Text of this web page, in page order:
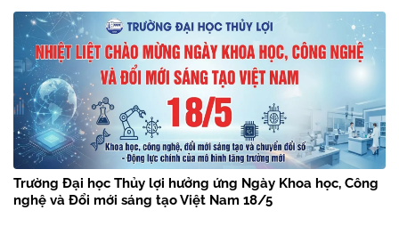
Trường Đại học Thủy lợi hưởng ứng Ngày Khoa học, Công
nghệ và Đổi mới sáng tạo Việt Nam 18/5